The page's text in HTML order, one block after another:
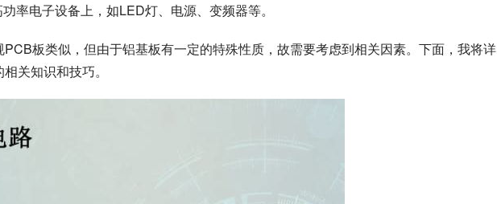
率电子设备上，如LED灯、电源、变频器等。
板类似，但由于铝基板有一定的特殊性质，故需要考虑到相关因素。下面，我将详
关知识和技巧。